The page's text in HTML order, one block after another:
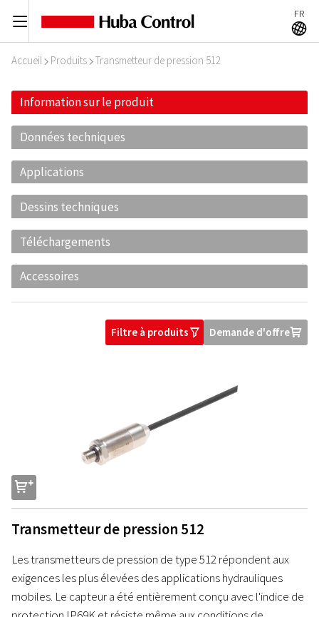
C FR
A
Accueil I Produits I Transmetteur de pression 512
Information sur le produit
Données techniques
Applications
Dessins techniques
Téléchargements
Accessoires
Filtre à produitsO Demande d'offreU
s
Transmetteur de pression 512
Les transmetteurs de pression de type 512 répondent aux
exigences les plus élevées des applications hydrauliques
mobiles. Le capteur a été entièrement conçu avec l'indice de